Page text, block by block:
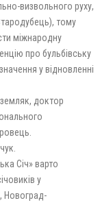
визвольного руху,
тому
міжнародну
про бульбівську
у відновленні
доктор
Січ» варто
у
Новоград-